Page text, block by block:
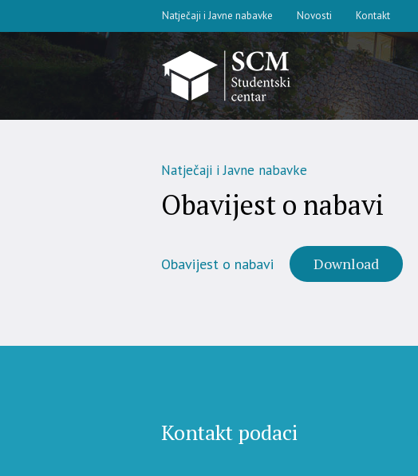
Natječaji i Javne nabavke Novosti Kontakt
Natječaji i Javne nabavke
Obavijest o nabavi
Obavijest o nabavi Download
Kontakt podaci